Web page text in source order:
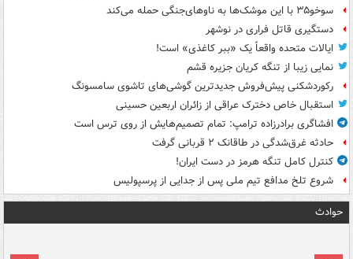
سوخو۳۵ با این موشک‌ها به ناوهای‌جنگی حمله می‌کند
دستگیری قاتل فراری در نوشهر
ایالات متحده واقعاً یک «ببر کاغذی» است!
نمایی زیبا از تنگه کریان جزیره قشم
رکوردشکنی پیش‌فروش جدیدترین گوشی‌های تاشوی سامسونگ
استقبال خاص دخترک عراقی از زائران اربعین حسینی
افشاگری برادرزاده ترامپ: تمام تصمیم‌هایش از روی ترس است
حادثه غرق‌شدگی در طاقانک ۲ قربانی گرفت
کنترل کامل تنگه هرمز در دست ایران!
شروع تلخ مدافع تیم ملی پس از جدایی از پرسپولیس
حوادث